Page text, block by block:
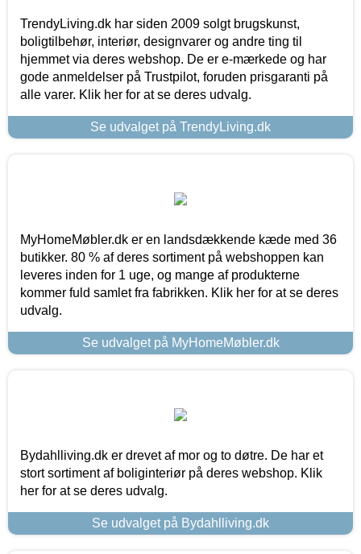
TrendyLiving.dk har siden 2009 solgt brugskunst,
boligtilbehør, interiør, designvarer og andre ting til
hjemmet via deres webshop. De er e-mærkede og har
gode anmeldelser på Trustpilot, foruden prisgaranti på
alle varer. Klik her for at se deres udvalg.
Se udvalget på TrendyLiving.dk
MyHomeMøbler.dk er en landsdækkende kæde med 36
butikker. 80 % af deres sortiment på webshoppen kan
leveres inden for 1 uge, og mange af produkterne
kommer fuld samlet fra fabrikken. Klik her for at se deres
udvalg.
Se udvalget på MyHomeMøbler.dk
Bydahlliving.dk er drevet af mor og to døtre. De har et
stort sortiment af boliginteriør på deres webshop. Klik
her for at se deres udvalg.
Se udvalget på Bydahlliving.dk